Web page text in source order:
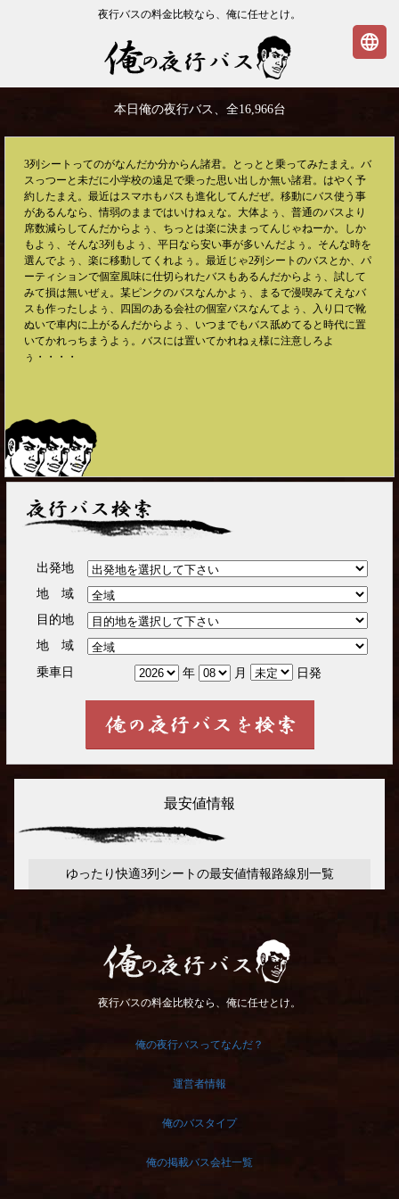
夜行バスの料金比較なら、俺に任せとけ。
本日俺の夜行バス、全16,966台
3列シートってのがなんだか分からん諸君。とっとと乗ってみたまえ。バ
スっつーと未だに小学校の遠足で乗った思い出しか無い諸君。はやく予
約したまえ。最近はスマホもバスも進化してんだぜ。移動にバス使う事
があるんなら、情弱のままではいけねぇな。大体よぅ、普通のバスより
席数減らしてんだからよぅ、ちっとは楽に決まってんじゃねーか。しか
もよぅ、そんな3列もよぅ、平日なら安い事が多いんだよぅ。そんな時を
選んでよぅ、楽に移動してくれよぅ。最近じゃ2列シートのバスとか、パ
ーティションで個室風味に仕切られたバスもあるんだからよぅ、試して
みて損は無いぜぇ。某ピンクのバスなんかよぅ、まるで漫喫みてえなバ
スも作ったしよぅ、四国のある会社の個室バスなんてよぅ、入り口で靴
ぬいで車内に上がるんだからよぅ、いつまでもバス舐めてると時代に置
いてかれっちまうよぅ。バスには置いてかれねぇ様に注意しろよ
ぅ・・・・
出発地
地 域
目的地
地 域
乗車日
年 月 日発
最安値情報
ゆったり快適3列シートの最安値情報路線別一覧
俺の夜行バス
夜行バスの料金比較なら、俺に任せとけ。
俺の夜行バスってなんだ？
運営者情報
俺のバスタイプ
俺の掲載バス会社一覧
language